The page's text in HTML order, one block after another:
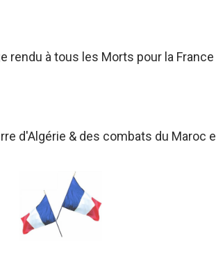
rendu à tous les Morts pour la France
d'Algérie & des combats du Maroc